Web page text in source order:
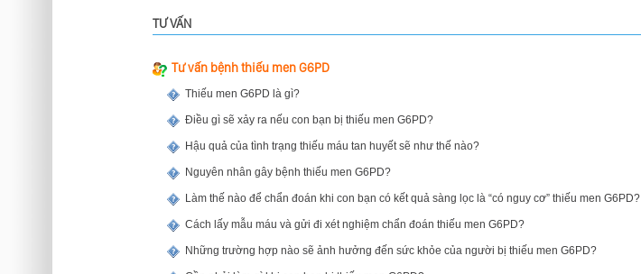
TƯ VẤN
Tư vấn bệnh thiếu men G6PD
Thiếu men G6PD là gì?
Điều gì sẽ xảy ra nếu con bạn bị thiếu men G6PD?
Hậu quả của tình trạng thiếu máu tan huyết sẽ như thế nào?
Nguyên nhân gây bệnh thiếu men G6PD?
Làm thế nào để chẩn đoán khi con bạn có kết quả sàng lọc là “có nguy cơ” thiếu men G6PD?
Cách lấy mẫu máu và gửi đi xét nghiệm chẩn đoán thiếu men G6PD?
Những trường hợp nào sẽ ảnh hưởng đến sức khỏe của người bị thiếu men G6PD?